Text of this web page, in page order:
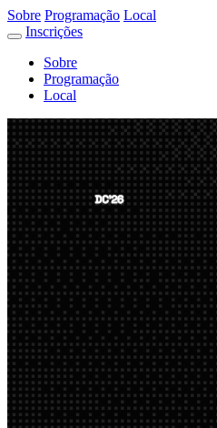
Sobre Programação Local
Inscrições
Sobre
Programação
Local